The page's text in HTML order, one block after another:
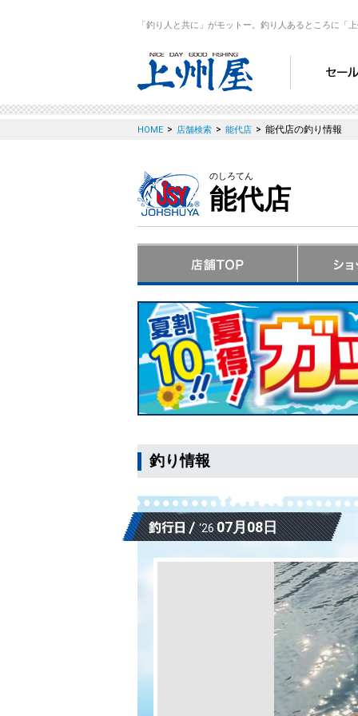
「釣り人と共に」がモットー。釣り人あるところに「
HOME > 店舗検索 > 能代店 > 能代店の釣り情報
のしろてん
能代店
釣り情報
‘2607月08日